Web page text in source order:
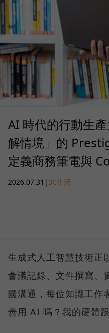
AI 時代的行動生
解情境」的
定義商務筆電與
2026.07.31 | 3C生活
生成式人工智慧技術正
會議記錄、文件撰寫、
國溝通，每位知識工作
善用 AI 嗎？我的硬體